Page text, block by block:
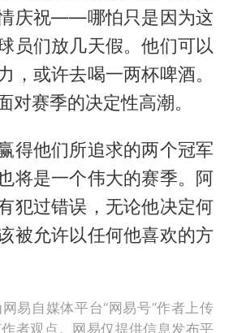
庆祝——哪怕只是因为这
员们放几天假。他们可以
，或许去喝一两杯啤酒。
对赛季的决定性高潮。
得他们所追求的两个冠军
将是一个伟大的赛季。阿
犯过错误，无论他决定何
被允许以任何他喜欢的方
易自媒体平台“网易号”作者上传
者观点。网易仅提供信息发布平